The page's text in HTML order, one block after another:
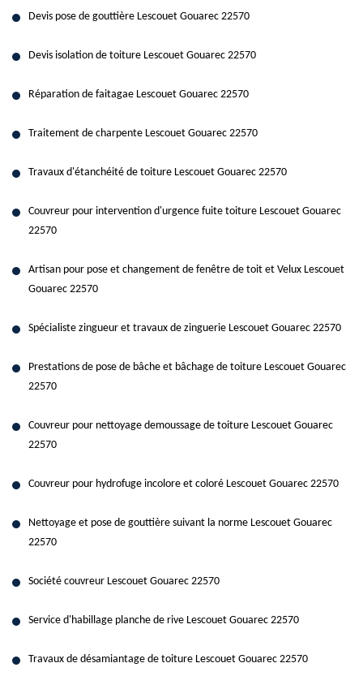
Devis pose de gouttière Lescouet Gouarec 22570
Devis isolation de toiture Lescouet Gouarec 22570
Réparation de faitagae Lescouet Gouarec 22570
Traitement de charpente Lescouet Gouarec 22570
Travaux d'étanchéité de toiture Lescouet Gouarec 22570
Couvreur pour intervention d'urgence fuite toiture Lescouet Gouarec
22570
Artisan pour pose et changement de fenêtre de toit et Velux Lescouet
Gouarec 22570
Spécialiste zingueur et travaux de zinguerie Lescouet Gouarec 22570
Prestations de pose de bâche et bâchage de toiture Lescouet Gouarec
22570
Couvreur pour nettoyage demoussage de toiture Lescouet Gouarec
22570
Couvreur pour hydrofuge incolore et coloré Lescouet Gouarec 22570
Nettoyage et pose de gouttière suivant la norme Lescouet Gouarec
22570
Société couvreur Lescouet Gouarec 22570
Service d'habillage planche de rive Lescouet Gouarec 22570
Travaux de désamiantage de toiture Lescouet Gouarec 22570